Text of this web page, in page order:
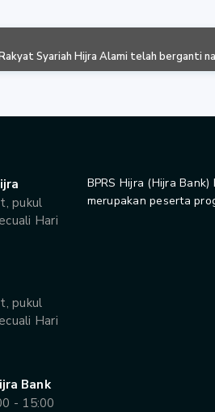
Syariah Hijra Alami telah berganti
pukul
Hari
pukul
Hari
Bank
- 15:00
BPRS Hijra (Hijra
merupakan peserta